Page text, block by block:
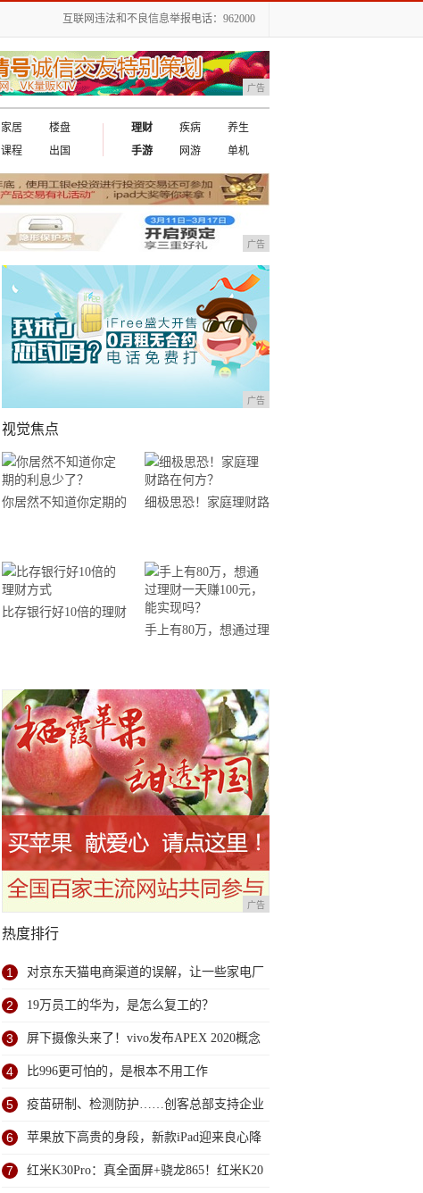
互联网违法和不良信息举报电话：962000
广告
家居
楼盘
课程 出国
理财 疾病
养生
手游
网游 单机
广告
广告
视觉焦点
你居然不知道你定期的
细极思恐！家庭理财路
比存银行好10倍的理财
手上有80万，想通过理
广告
热度排行
1 对京东天猫电商渠道的误解，让一些家电厂
商今后2年走向死胡同
2 19万员工的华为，是怎么复工的？
3 屏下摄像头来了！vivo发布APEX 2020概念
手机
4 比996更可怕的，是根本不用工作
5 疫苗研制、检测防护……创客总部支持企业
科技“战疫”
6 苹果放下高贵的身段，新款iPad迎来良心降
价，心动吗？
7 红米K30Pro：真全面屏+骁龙865！红米K20